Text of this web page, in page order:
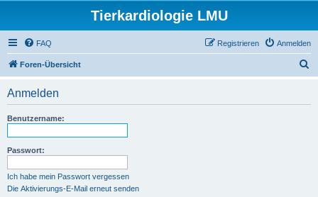
Tierkardiologie LMU
FAQ Anmelden
Registrieren
Foren-Übersicht
Anmelden
Benutzername:
Passwort:
Ich habe mein Passwort vergessen
Die Aktivierungs-E-Mail erneut senden